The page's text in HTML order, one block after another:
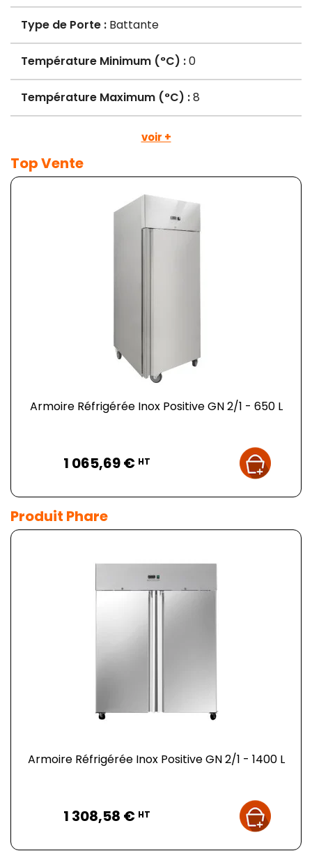
Type de Porte : Battante
Température Minimum (°C) :0
Température Maximum (°C) :8
voir +
Top Vente
Armoire Réfrigérée Inox Positive GN 2/1 - 650 L
1 065,69 € HT
Produit Phare
Armoire Réfrigérée Inox Positive GN 2/1 - 1400 L
1 308,58 € HT